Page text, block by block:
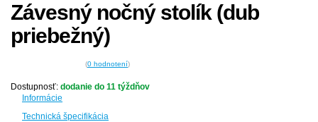
Závesný nočný stolík (dub
priebežný)
(0 hodnotení)
Dostupnosť: dodanie do 11 týždňov
Informácie
Technická špecifikácia